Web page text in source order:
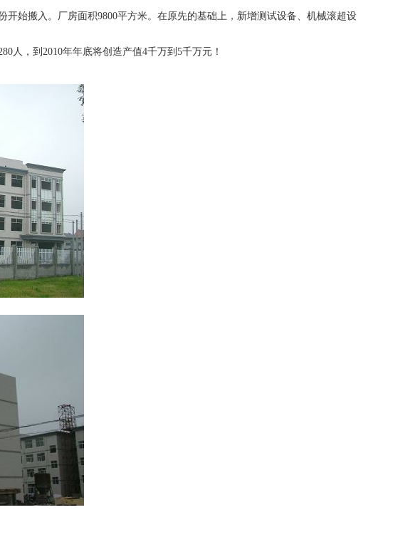
始搬入。厂房面积9800平方米。在原先的基础上，新增测试设备、机械滚超设
人，到2010年年底将创造产值4千万到5千万元！